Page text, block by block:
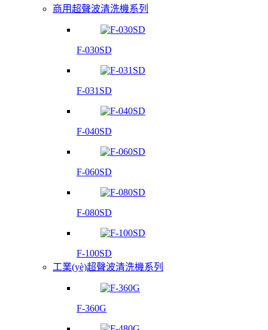
商用超聲波清洗機系列
F-030SD
F-031SD
F-040SD
F-060SD
F-080SD
F-100SD
工業(yè)超聲波清洗機系列
F-360G